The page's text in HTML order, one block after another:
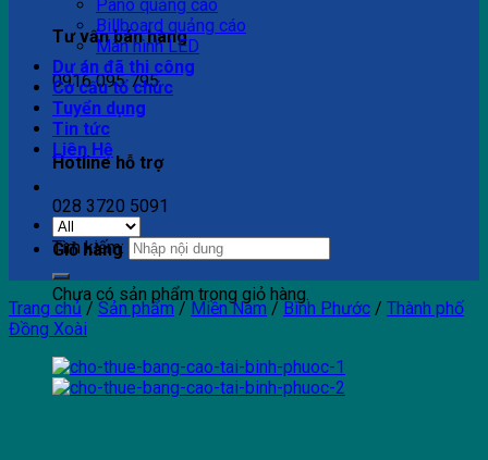
Tư vấn bán hàng
0916 095 795
Hotline hỗ trợ
028 3720 5091
Giỏ hàng
Chưa có sản phẩm trong giỏ hàng.
Pano quảng cáo
Billboard quảng cáo
Màn hình LED
Dự án đã thi công
Cơ cấu tổ chức
Tuyển dụng
Tin tức
Liên Hệ
Tìm kiếm:
Trang chủ / Sản phẩm / Miền Nam / Bình Phước / Thành phố
Đồng Xoài